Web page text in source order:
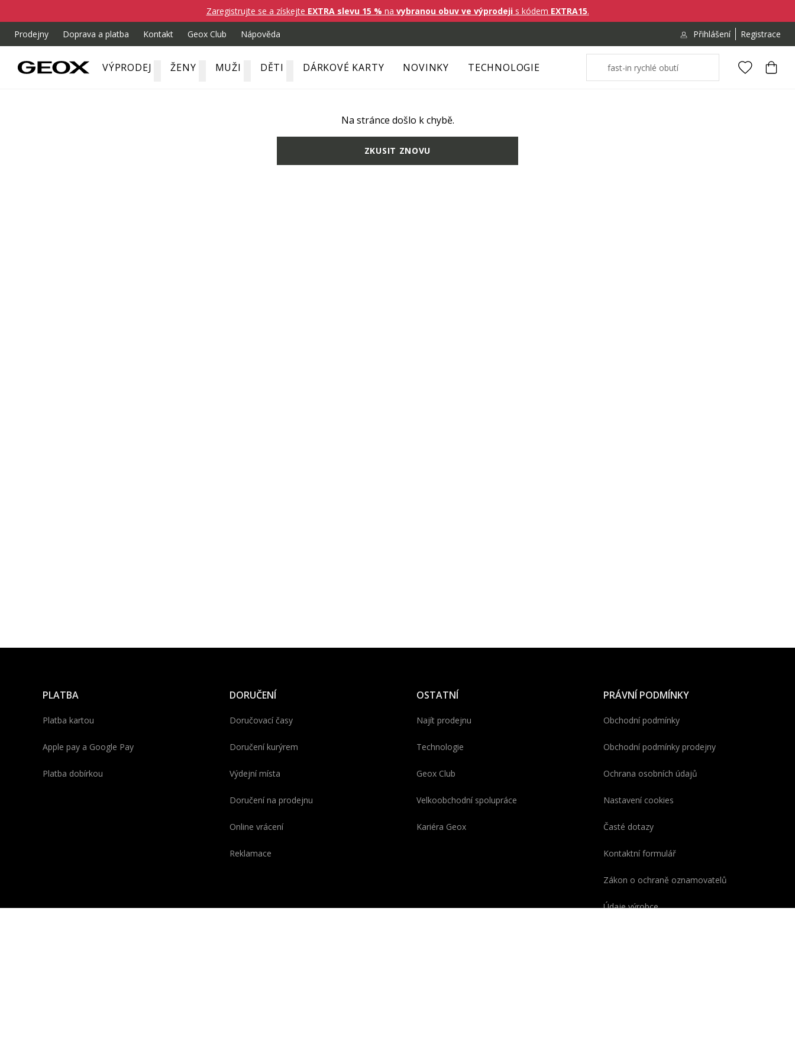
Zaregistrujte se a získejte EXTRA slevu 15 % na vybranou obuv ve výprodejis kódem EXTRA15.
Prodejny Doprava a platba Kontakt Geox Club Nápověda Přihlášení Registrace
VÝPRODEJ ŽENY MUŽI DĚTI DÁRKOVÉ KARTY NOVINKY TECHNOLOGIE
Na stránce došlo k chybě.
ZKUSIT ZNOVU
PLATBA
Platba kartou
Apple pay a Google Pay
Platba dobírkou
DORUČENÍ
Doručovací časy
Doručení kurýrem
Výdejní místa
Doručení na prodejnu
Online vrácení
Reklamace
OSTATNÍ
Najít prodejnu
Technologie
Geox Club
Velkoobchodní spolupráce
Kariéra Geox
PRÁVNÍ PODMÍNKY
Obchodní podmínky
Obchodní podmínky prodejny
Ochrana osobních údajů
Nastavení cookies
Časté dotazy
Kontaktní formulář
Zákon o ochraně oznamovatelů
Údaje výrobce